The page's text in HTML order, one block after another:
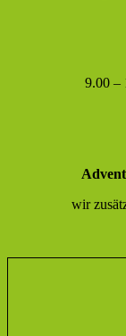
9.00 –
wir